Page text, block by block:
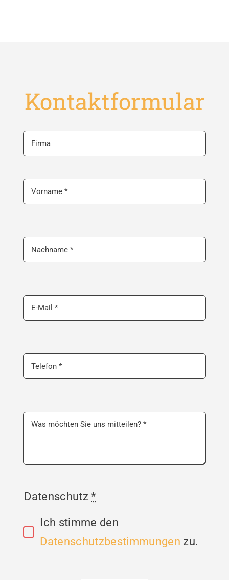
Kontaktformular
Datenschutz*
Ich stimme den
Datenschutzbestimmungen zu.